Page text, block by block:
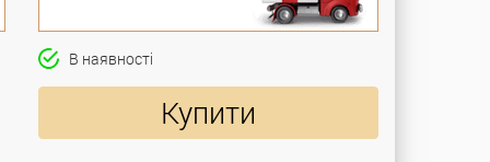
В наявності
Купити